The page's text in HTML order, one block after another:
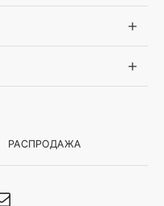
РАСПРОДАЖА